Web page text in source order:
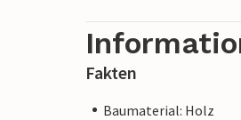
Fakten
Baumaterial: Holz